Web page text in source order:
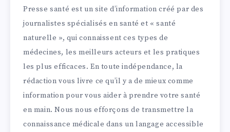
Presse santé est un site d’information créé par des
journalistes spécialisés en santé et « santé
naturelle », qui connaissent ces types de
médecines, les meilleurs acteurs et les pratiques
les plus efficaces. En toute indépendance, la
rédaction vous livre ce qu’il y a de mieux comme
information pour vous aider à prendre votre santé
en main. Nous nous efforçons de transmettre la
connaissance médicale dans un langage accessible